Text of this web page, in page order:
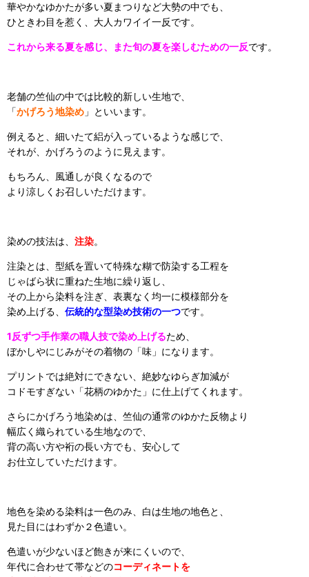
華やかなゆかたが多い夏まつりなど大勢の中でも、
ひときわ目を惹く、大人カワイイ一反です。
これから来る夏を感じ、また旬の夏を楽しむための一反です。
老舗の竺仙の中では比較的新しい生地で、
「かげろう地染め 」といいます。
例えると、細いたて絽が入っているような感じで、
それが、かげろうのように見えます。
もちろん、風通しが良くなるので
より涼しくお召しいただけます。
染めの技法は、 注染。
注染とは、型紙を置いて特殊な糊で防染する工程を
じゃばら状に重ねた生地に繰り返し、
その上から染料を注ぎ、表裏なく均一に模様部分を
染め上げる、 伝統的な型染め技術の一つです。
1反ずつ手作業の職人技で染め上げるため、
ぼかしやにじみがその着物の「味」になります。
プリントでは絶対にできない、絶妙なゆらぎ加減が
コドモすぎない「花柄のゆかた」に仕上げてくれます。
さらにかげろう地染めは、竺仙の通常のゆかた反物より
幅広く織られている生地なので、
背の高い方や裄の長い方でも、安心して
お仕立していただけます。
地色を染める染料は一色のみ、白は生地の地色と、
見た目にはわずか２色遣い。
色遣いが少ないほど飽きが来にくいので、
年代に合わせて帯などのコーディネートを